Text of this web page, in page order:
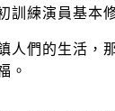
練演員基本
人們的生活，
。